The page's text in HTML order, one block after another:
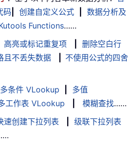
码 创建自定义公式
数据分析及
Functions……
高亮或标记重复项
删除空白行
且不丢失数据
不使用公式的四舍
多条件 VLookup
多值
工作表 VLookup 模糊查找……
速创建下拉列表
级联下拉列表